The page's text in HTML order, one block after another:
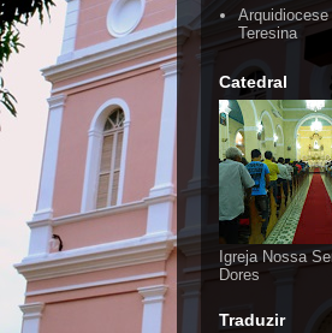
Arquidiocese
Teresina
Catedral
Igreja Nossa
Dores
Traduzir